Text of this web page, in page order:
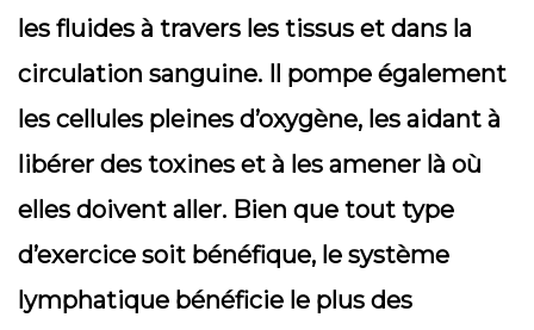
les fluides à travers les tissus et dans la
circulation sanguine. Il pompe également
les cellules pleines d’oxygène, les aidant à
libérer des toxines et à les amener là où
elles doivent aller. Bien que tout type
d’exercice soit bénéfique, le système
lymphatique bénéficie le plus des